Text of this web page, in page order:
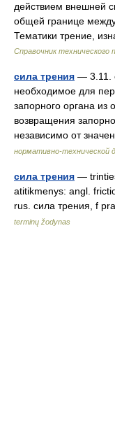
действием внешней
общей границе
Тематики трение,
Справочник технического
сила трения — 3.11.
необходимое для
запорного органа из
возвращения
независимо от
нормативно-технической
сила трения —
atitikmenys: angl.
rus. сила трения, f
terminų žodynas